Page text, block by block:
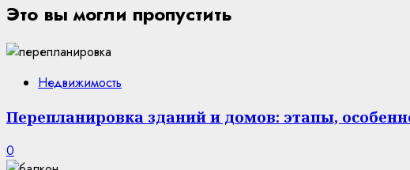
Это вы могли пропустить
Недвижимость
Перепланировка зданий и домов: этапы,
0